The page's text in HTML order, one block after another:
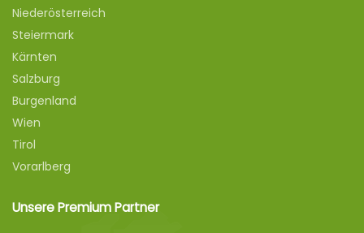
Niederösterreich
Steiermark
Kärnten
Salzburg
Burgenland
Wien
Tirol
Vorarlberg
Unsere Premium Partner